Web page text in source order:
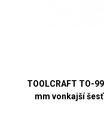
TOOLCRAFT TO-
mm vonkajší